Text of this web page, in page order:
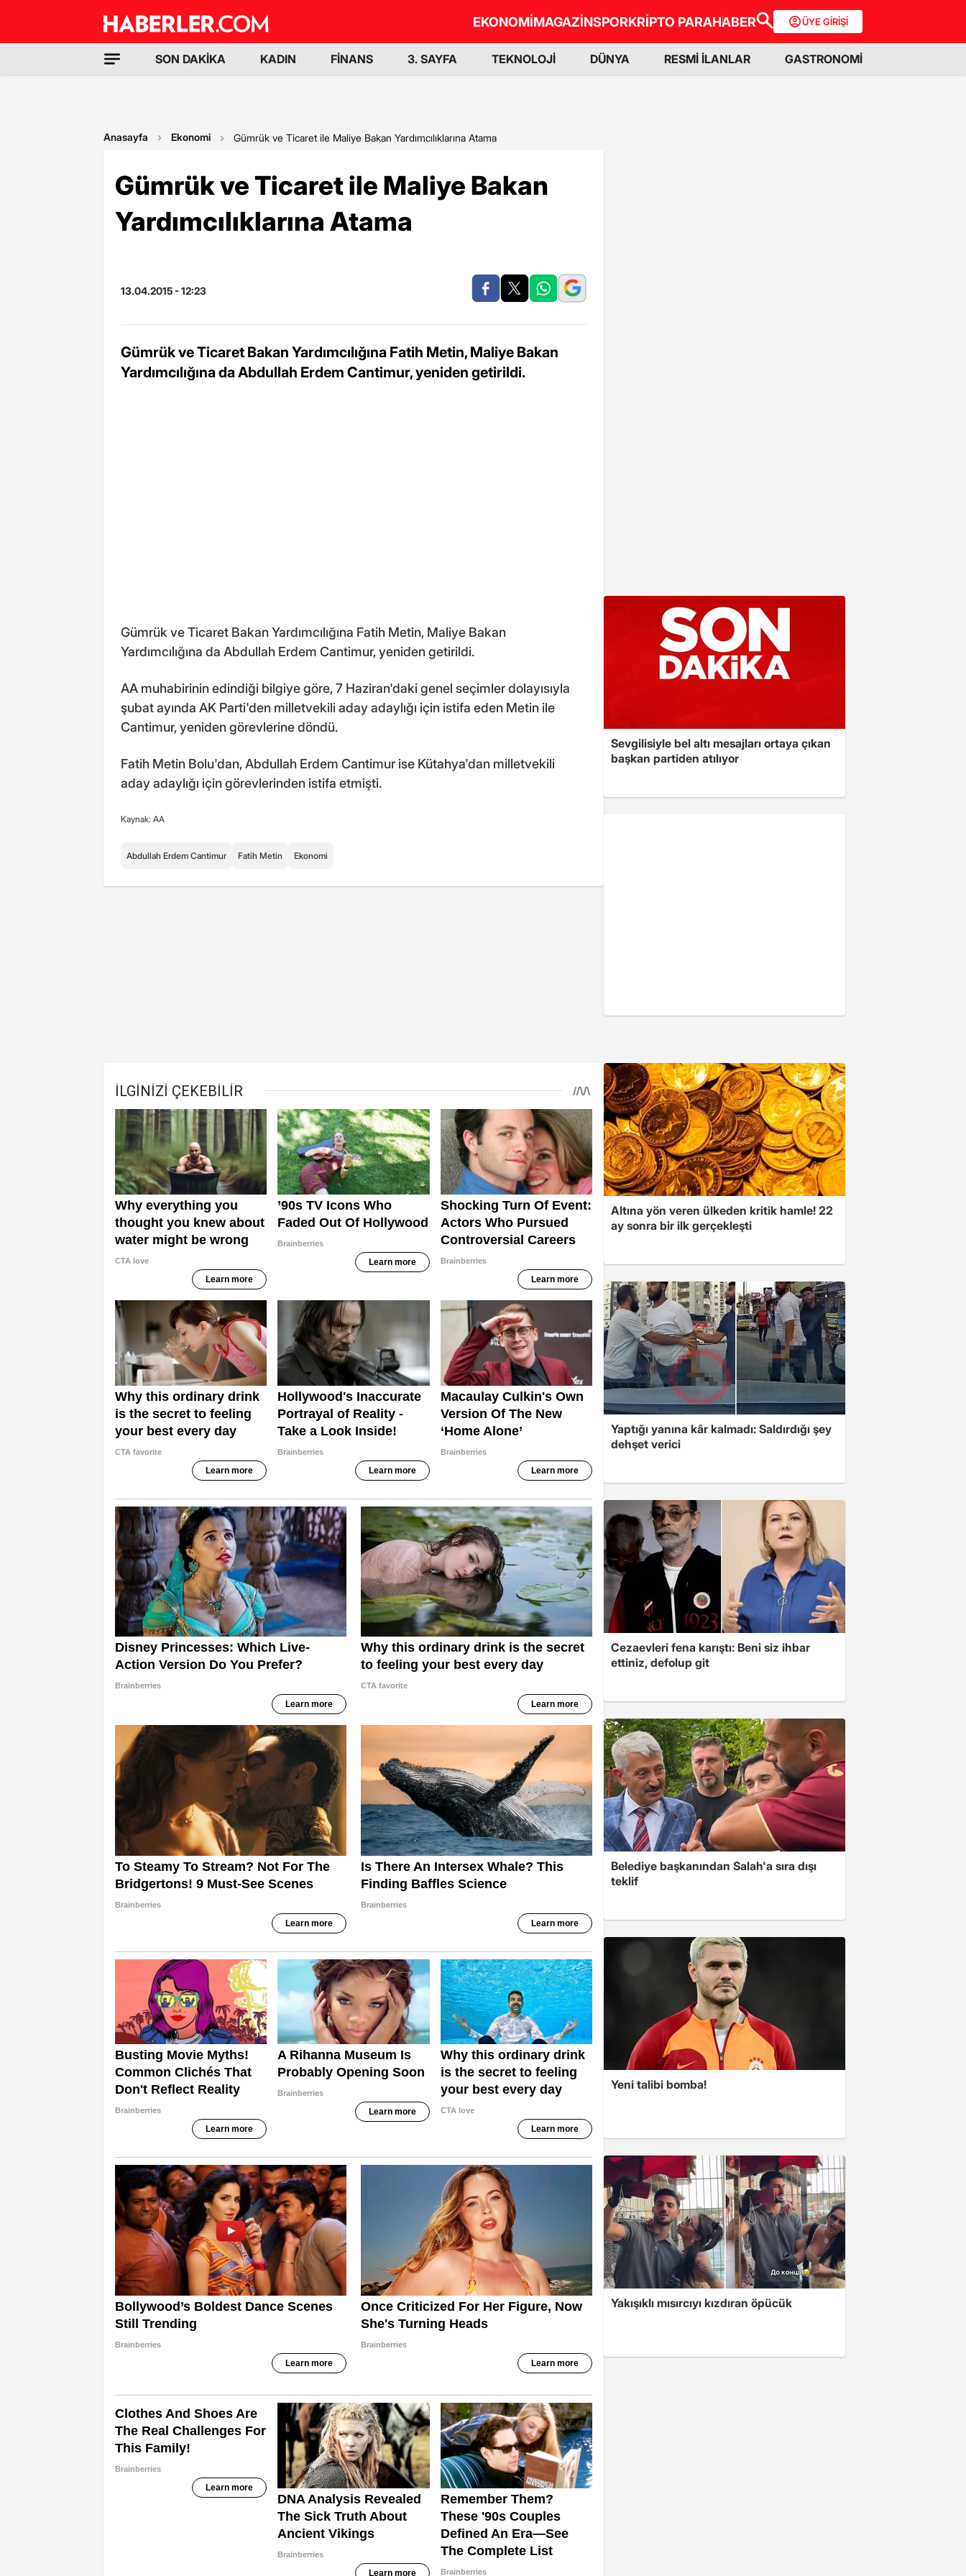
EKONOMİMAGAZİNSPORKRİPTO PARAHABER ÜYE GİRİŞİ
SON DAKİKA KADIN FİNANS 3. SAYFA TEKNOLOJİ DÜNYA RESMİ İLANLAR GASTRONOMİ
Anasayfa Ekonomi Gümrük ve Ticaret ile Maliye Bakan Yardımcılıklarına Atama
Gümrük ve Ticaret ile Maliye Bakan
Yardımcılıklarına Atama
13.04.2015 - 12:23
Gümrük ve Ticaret Bakan Yardımcılığına Fatih Metin, Maliye Bakan
Yardımcılığına da Abdullah Erdem Cantimur, yeniden getirildi.
Gümrük ve Ticaret Bakan Yardımcılığına Fatih Metin, Maliye Bakan
Yardımcılığına da Abdullah Erdem Cantimur, yeniden getirildi.
AA muhabirinin edindiği bilgiye göre, 7 Haziran'daki genel seçimler dolayısıyla
şubat ayında AK Parti'den milletvekili aday adaylığı için istifa eden Metin ile
Cantimur, yeniden görevlerine döndü.
Fatih Metin Bolu'dan, Abdullah Erdem Cantimur ise Kütahya'dan milletvekili
aday adaylığı için görevlerinden istifa etmişti.
Kaynak: AA
Abdullah Erdem Cantimur Fatih Metin Ekonomi
Sevgilisiyle bel altı mesajları ortaya çıkan
başkan partiden atılıyor
Altına yön veren ülkeden kritik hamle! 22
ay sonra bir ilk gerçekleşti
Yaptığı yanına kâr kalmadı: Saldırdığı şey
dehşet verici
Cezaevleri fena karıştı: Beni siz ihbar
ettiniz, defolup git
Belediye başkanından Salah'a sıra dışı
teklif
Yeni talibi bomba!
Yakışıklı mısırcıyı kızdıran öpücük